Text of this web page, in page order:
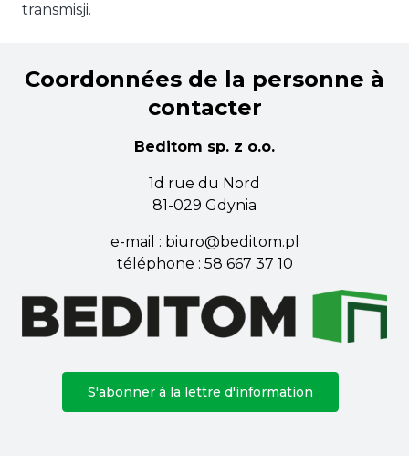
transmisji.
Coordonnées de la personne à
contacter
Beditom sp. z o.o.
1d rue du Nord
81-029 Gdynia
e-mail : biuro@beditom.pl
téléphone : 58 667 37 10
S'abonner à la lettre d'information